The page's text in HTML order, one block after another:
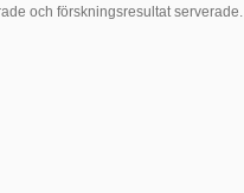
och förskningsresultat serverade.